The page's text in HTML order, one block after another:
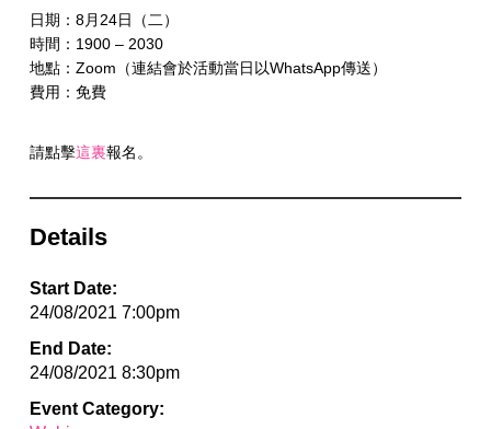
日期：8月24日（二）
時間：1900 – 2030
地點：Zoom（連結會於活動當日以WhatsApp傳送）
費用：免費
請點擊這裏報名。
Details
Start Date:
24/08/2021 7:00pm
End Date:
24/08/2021 8:30pm
Event Category: